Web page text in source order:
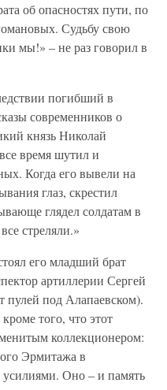
об опасностях пути, по
Судьбу свою
мы!» – не раз говорил в
погибший в
современников о
князь Николай
время шутил и
Когда его вывели на
глаз, скрестил
глядел солдатам в
стреляли.»
его младший брат
артиллерии Сергей
пулей под Алапаевском).
того, что этот
коллекционером:
Эрмитажа в
усилиями. Оно – и память